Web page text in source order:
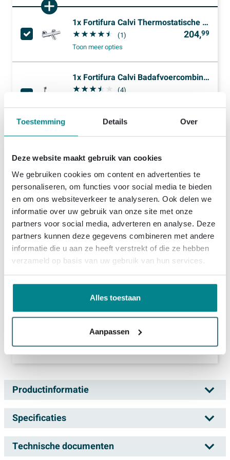
Toestemming Details Over
Deze website maakt gebruik van cookies
We gebruiken cookies om content en advertenties te
personaliseren, om functies voor social media te bieden
en om ons websiteverkeer te analyseren. Ook delen we
informatie over uw gebruik van onze site met onze
partners voor social media, adverteren en analyse. Deze
partners kunnen deze gegevens combineren met andere
informatie die u aan ze heeft verstrekt of die ze hebben
verzameld op basis van uw gebruik van hun services.
Alles toestaan
Aanpassen
1x Fortifura Calvi Thermostatische Badkraan - Chroom
(1) 204,99
Toon meer opties
1x Fortifura Calvi Badafvoercombinatie - draaibediening - mat zwart
(4)
Levering8 - 9 weken
1xFortifura Clean Reinigingsmiddel - Badkamer Reiniger - 500ml - Jasmijn
(9)
10, 99
1xVilleroy & Boch kunststof badpoten set a 2 stuks
Morgen in huis
25,57
Toon meer opties
Setprijs 1.189,52
Plaats set in winkelwagen
Productinformatie
Ideal Standard Connect Air inbouwbad duo
180x80cm acryl ovaal wit zonder potenset
Ben je op zoek naar een ruim, comfortabel ligbad
Specificaties
Artikelnummer
Technische documenten